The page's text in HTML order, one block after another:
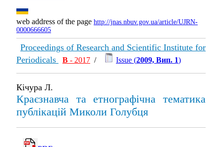
web address of the page http://jnas.nbuv.gov.ua/article/UJRN-
0000666605
Proceedings of Research and Scientific Institute for
Periodicals
В - 2017 / Issue (2009, Вип. 1)
Кічура Л.
Краєзнавча та етнографічна тематика
публікацій Миколи Голубця